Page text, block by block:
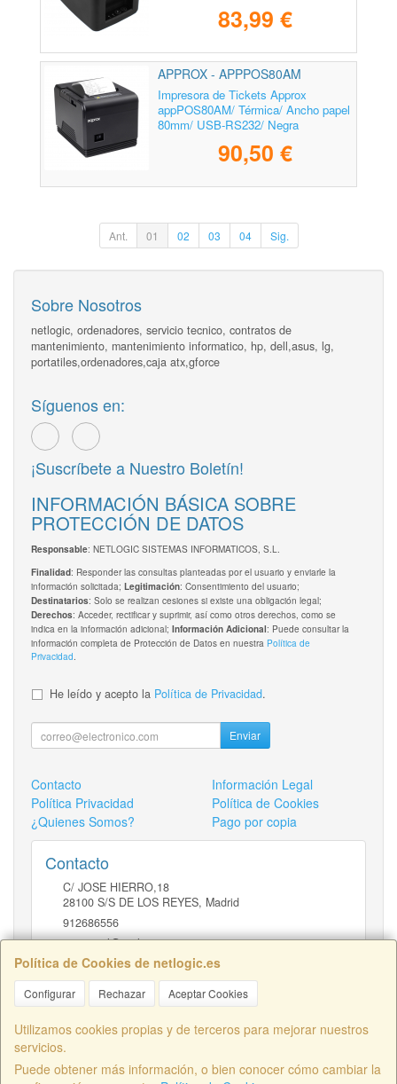
83,99 €
APPROX - APPPOS80AM
Impresora de Tickets Approx
appPOS80AM/ Térmica/ Ancho papel
80mm/ USB-RS232/ Negra
90,50 €
Ant. 01 02 03 04 Sig.
Política de Cookies de netlogic.es
Configurar Rechazar Aceptar Cookies
Utilizamos cookies propias y de terceros para mejorar nuestros
servicios.
Puede obtener más información, o bien conocer cómo cambiar la
Sobre Nosotros
netlogic, ordenadores, servicio tecnico, contratos de
mantenimiento, mantenimiento informatico, hp, dell,asus, lg,
portatiles,ordenadores,caja atx,gforce
Síguenos en:
¡Suscríbete a Nuestro Boletín!
INFORMACIÓN BÁSICA SOBRE
PROTECCIÓN DE DATOS
Responsable: NETLOGIC SISTEMAS INFORMATICOS, S.L.
Finalidad: Responder las consultas planteadas por el usuario y enviarle la
información solicitada; Legitimación: Consentimiento del usuario;
Destinatarios: Solo se realizan cesiones si existe una obligación legal;
Derechos: Acceder, rectificar y suprimir, así como otros derechos, como se
indica en la información adicional; Información Adicional: Puede consultar la
información completa de Protección de Datos en nuestra Política de
Privacidad.
He leído y acepto la Política de Privacidad.
Enviar
Contacto
Información Legal
Política Privacidad
Política de Cookies
¿Quienes Somos?
Pago por copia
Contacto
C/ JOSE HIERRO,18
28100 S/S DE LOS REYES, Madrid
912686556
comercial@netlogic.es
Horario
DE 9 A 14H Y DE 16 A 20H